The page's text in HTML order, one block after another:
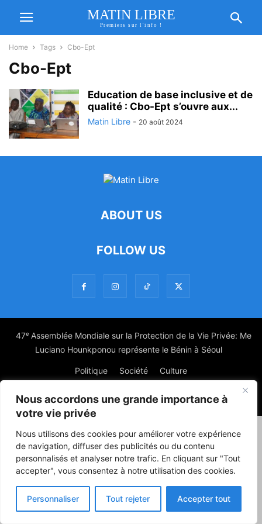
Nous accordons une grande importance à
votre vie privée
Nous utilisons des cookies pour améliorer votre expérience
de navigation, diffuser des publicités ou du contenu
personnalisés et analyser notre trafic. En cliquant sur "Tout
accepter", vous consentez à notre utilisation des cookies.
Personnaliser Tout rejeter Accepter tout
MATIN LIBRE
Premiers sur l'info !
Home Tags Cbo-Ept
Cbo-Ept
Education de base inclusive et de
qualité : Cbo-Ept s’ouvre aux...
Matin Libre - 20 août 2024
ABOUT US
FOLLOW US
47ᵉ Assemblée Mondiale sur la Protection de la Vie Privée: Me
Luciano Hounkponou représente le Bénin à Séoul
Politique Société Culture
© Powered by digitXplus Francophone